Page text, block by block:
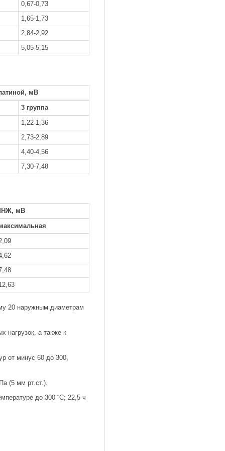
0,67-0,73
1,65-1,73
2,84-2,92
5,05-5,15
мВ
3 группа
1,22-1,36
2,73-2,89
4,40-4,56
7,30-7,48
мВ
20 наружным диаметрам
нагрузок, а также к
от минус 60 до 300,
(5 мм рт.ст.).
до 300 “С; 22,5 ч